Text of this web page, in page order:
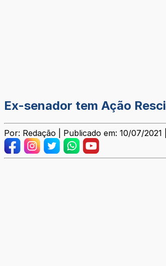
Ex-senador tem Ação
Por: Redação | Publicado em: 10/07/